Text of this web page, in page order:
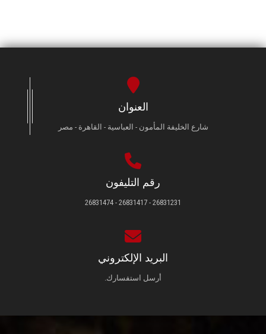
العنوان
شارع الخليفة المأمون - العباسية - القاهرة - مصر
رقم التليفون
26831231 - 26831417 - 26831474
البريد الإلكتروني
أرسل استفسارك.